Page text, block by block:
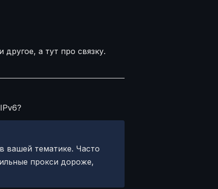
а тут про связку.
вашей тематике. Часто
прокси дороже,